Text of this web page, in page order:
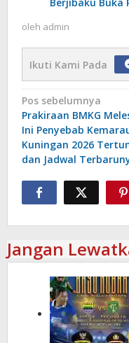
oleh admin
Ikuti Kami Pada
Navigasi
pos
Pos sebelumnya
Prakiraan BMKG
Ini Penyebab
Kuningan 2026
dan Jadwal
Jangan